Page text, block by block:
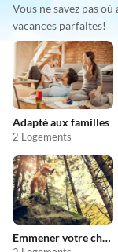
Vous ne savez pas
vacances parfaites!
Adapté aux familles
2 Logements
Emmener votre chien en vacances